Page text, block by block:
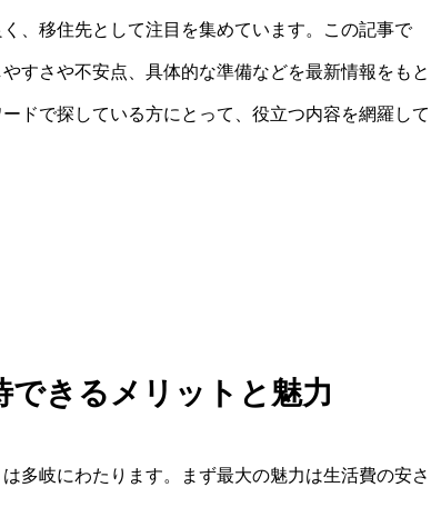
、移住先として注目を集めています。この記事で
すさや不安点、具体的な準備などを最新情報をもと
ドで探している方にとって、役立つ内容を網羅して
できるメリットと魅力
多岐にわたります。まず最大の魅力は生活費の安さ